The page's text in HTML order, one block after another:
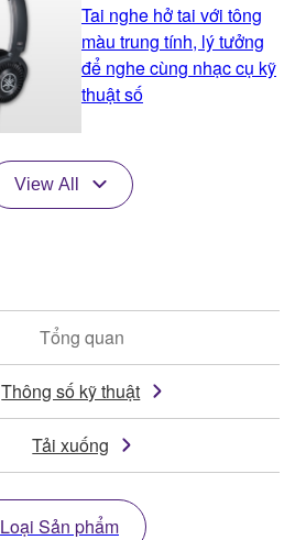
Tai nghe hở tai với tông
màu trung tính, lý tưởng
để nghe cùng nhạc cụ kỹ
thuật số
View All
Tổng quan
Thông số kỹ thuật
Tải xuống
Loại Sản phẩm